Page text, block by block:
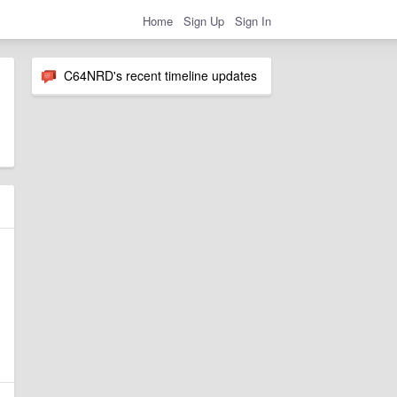
Home Sign Up Sign In
C64NRD's recent timeline updates